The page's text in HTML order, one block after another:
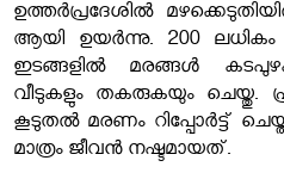
ഉത്തർപ്രദേശിൽ
ആയി ഉയർന്നു. 200 ലധികം
ഇടങ്ങളിൽ മരങ്ങൾ
വീടുകളും തകരുകയും ചെയ്തു.
കൂടുതൽ മരണം റിപ്പോർട്ട്
മാത്രം ജീവൻ നഷ്ടമായത്.